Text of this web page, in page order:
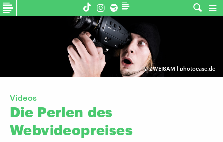
©ZWEISAM | photocase.de
Videos
Die Perlen des
Webvideopreises